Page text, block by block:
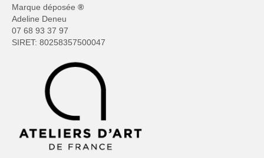
Marque déposée ®
Adeline Deneu
07 68 93 37 97
SIRET: 80258357500047